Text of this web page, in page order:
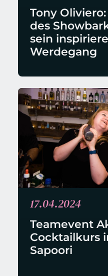
Tony
des
sein
Werdegang
17.04.2024
Teamevent
Cocktailkurs
Sapoori